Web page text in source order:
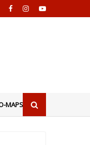
MAPS